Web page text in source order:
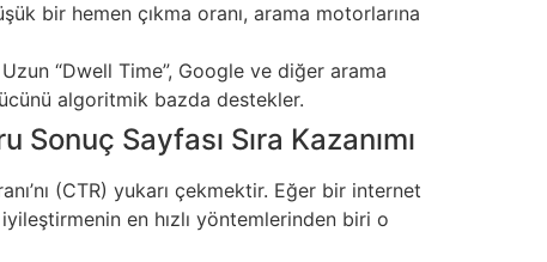
bir hemen çıkma oranı, arama motorlarına
“Dwell Time”, Google ve diğer arama
algoritmik bazda destekler.
Sayfası Sıra Kazanımı
(CTR) yukarı çekmektir. Eğer bir internet
en hızlı yöntemlerinden biri o